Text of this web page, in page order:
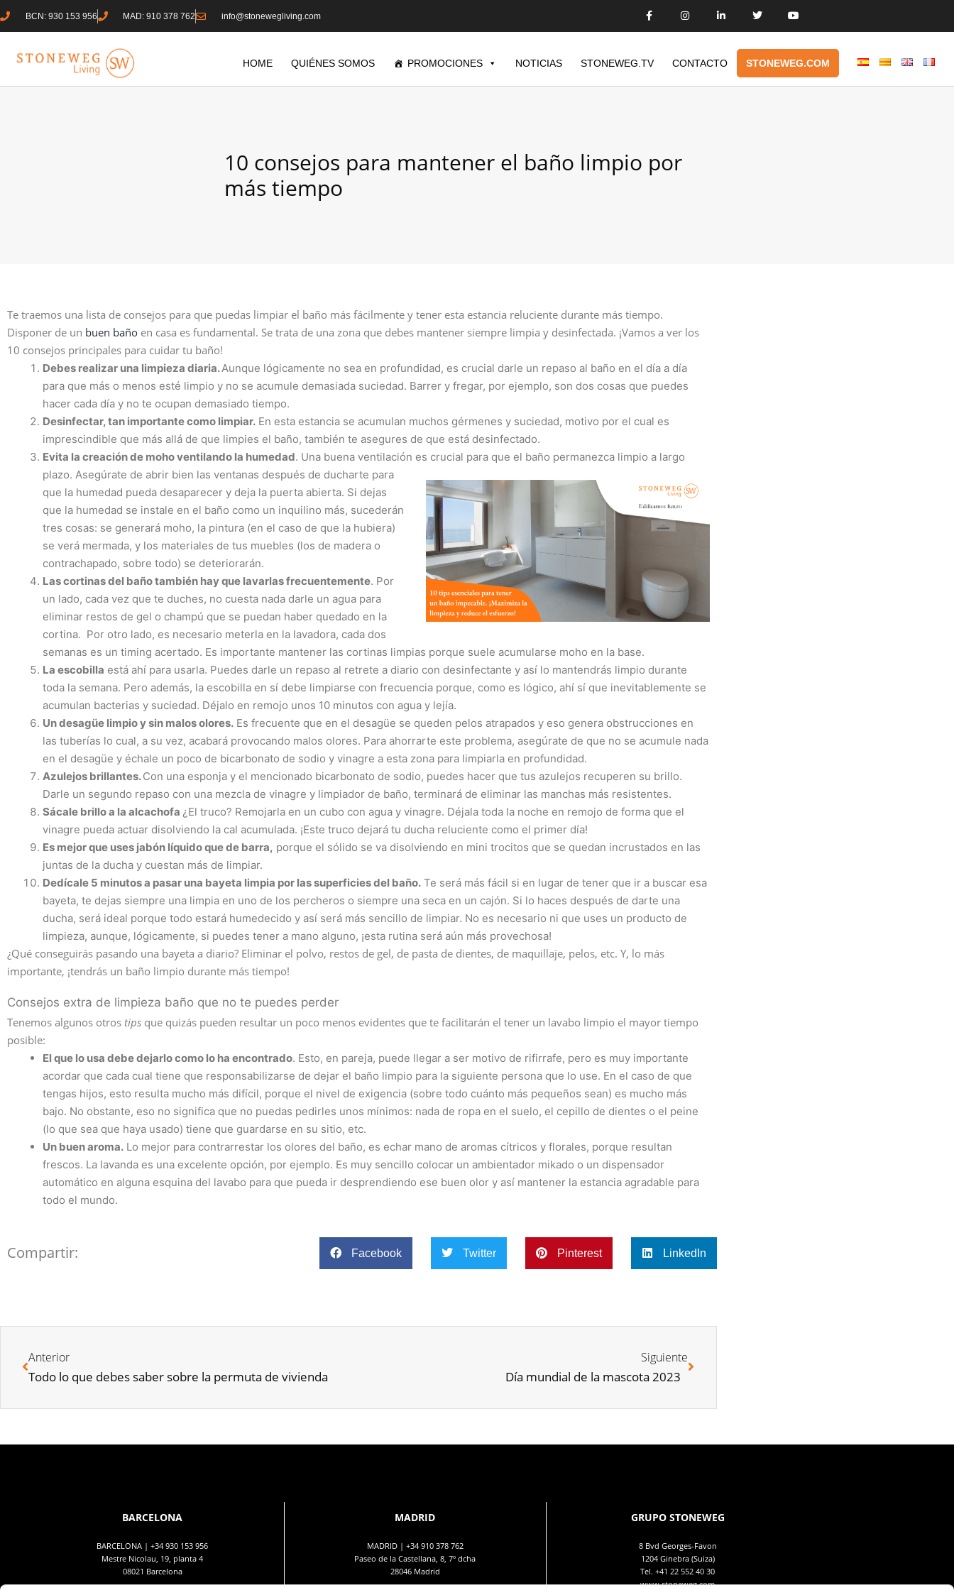
BCN: 930 153 956 MAD: 910 378 762 info@stonewegliving.com
HOME QUIÉNES SOMOS PROMOCIONES NOTICIAS STONEWEG.TV CONTACTO STONEWEG.COM
10 consejos para mantener el baño limpio por
más tiempo
Te traemos una lista de consejos para que puedas limpiar el baño más fácilmente y tener esta estancia reluciente durante más tiempo.
Disponer de un buen baño en casa es fundamental. Se trata de una zona que debes mantener siempre limpia y desinfectada. ¡Vamos a ver los
10 consejos principales para cuidar tu baño!
Debes realizar una limpieza diaria.Aunque lógicamente no sea en profundidad, es crucial darle un repaso al baño en el día a día
para que más o menos esté limpio y no se acumule demasiada suciedad. Barrer y fregar, por ejemplo, son dos cosas que puedes
hacer cada día y no te ocupan demasiado tiempo.
Desinfectar, tan importante como limpiar. En esta estancia se acumulan muchos gérmenes y suciedad, motivo por el cual es
imprescindible que más allá de que limpies el baño, también te asegures de que está desinfectado.
Evita la creación de moho ventilando la humedad. Una buena ventilación es crucial para que el baño permanezca limpio a largo
plazo. Asegúrate de abrir bien las ventanas después de ducharte para
que la humedad pueda desaparecer y deja la puerta abierta. Si dejas
que la humedad se instale en el baño como un inquilino más, sucederán
tres cosas: se generará moho, la pintura (en el caso de que la hubiera)
se verá mermada, y los materiales de tus muebles (los de madera o
contrachapado, sobre todo) se deteriorarán.
Las cortinas del baño también hay que lavarlas frecuentemente. Por
un lado, cada vez que te duches, no cuesta nada darle un agua para
eliminar restos de gel o champú que se puedan haber quedado en la
cortina. Por otro lado, es necesario meterla en la lavadora, cada dos
semanas es un timing acertado. Es importante mantener las cortinas limpias porque suele acumularse moho en la base.
La escobilla está ahí para usarla. Puedes darle un repaso al retrete a diario con desinfectante y así lo mantendrás limpio durante
toda la semana. Pero además, la escobilla en sí debe limpiarse con frecuencia porque, como es lógico, ahí sí que inevitablemente se
acumulan bacterias y suciedad. Déjalo en remojo unos 10 minutos con agua y lejía.
Un desagüe limpio y sin malos olores. Es frecuente que en el desagüe se queden pelos atrapados y eso genera obstrucciones en
las tuberías lo cual, a su vez, acabará provocando malos olores. Para ahorrarte este problema, asegúrate de que no se acumule nada
en el desagüe y échale un poco de bicarbonato de sodio y vinagre a esta zona para limpiarla en profundidad.
Azulejos brillantes.Con una esponja y el mencionado bicarbonato de sodio, puedes hacer que tus azulejos recuperen su brillo.
Darle un segundo repaso con una mezcla de vinagre y limpiador de baño, terminará de eliminar las manchas más resistentes.
Sácale brillo a la alcachofa ¿El truco? Remojarla en un cubo con agua y vinagre. Déjala toda la noche en remojo de forma que el
vinagre pueda actuar disolviendo la cal acumulada. ¡Este truco dejará tu ducha reluciente como el primer día!
Es mejor que uses jabón líquido que de barra, porque el sólido se va disolviendo en mini trocitos que se quedan incrustados en las
juntas de la ducha y cuestan más de limpiar.
Dedícale 5 minutos a pasar una bayeta limpia por las superficies del baño. Te será más fácil si en lugar de tener que ir a buscar esa
bayeta, te dejas siempre una limpia en uno de los percheros o siempre una seca en un cajón. Si lo haces después de darte una
ducha, será ideal porque todo estará humedecido y así será más sencillo de limpiar. No es necesario ni que uses un producto de
limpieza, aunque, lógicamente, si puedes tener a mano alguno, ¡esta rutina será aún más provechosa!
¿Qué conseguirás pasando una bayeta a diario? Eliminar el polvo, restos de gel, de pasta de dientes, de maquillaje, pelos, etc. Y, lo más
importante, ¡tendrás un baño limpio durante más tiempo!
Consejos extra de limpieza baño que no te puedes perder
Tenemos algunos otros tips que quizás pueden resultar un poco menos evidentes que te facilitarán el tener un lavabo limpio el mayor tiempo
posible:
El que lo usa debe dejarlo como lo ha encontrado. Esto, en pareja, puede llegar a ser motivo de rifirrafe, pero es muy importante
acordar que cada cual tiene que responsabilizarse de dejar el baño limpio para la siguiente persona que lo use. En el caso de que
tengas hijos, esto resulta mucho más difícil, porque el nivel de exigencia (sobre todo cuánto más pequeños sean) es mucho más
bajo. No obstante, eso no significa que no puedas pedirles unos mínimos: nada de ropa en el suelo, el cepillo de dientes o el peine
(lo que sea que haya usado) tiene que guardarse en su sitio, etc.
Un buen aroma. Lo mejor para contrarrestar los olores del baño, es echar mano de aromas cítricos y florales, porque resultan
frescos. La lavanda es una excelente opción, por ejemplo. Es muy sencillo colocar un ambientador mikado o un dispensador
automático en alguna esquina del lavabo para que pueda ir desprendiendo ese buen olor y así mantener la estancia agradable para
todo el mundo.
Compartir: Facebook Twitter Pinterest LinkedIn
Anterior
Todo lo que debes saber sobre la permuta de vivienda
Siguiente
Día mundial de la mascota 2023
BARCELONA
BARCELONA |+34 930 153 956
Mestre Nicolau, 19, planta 4
08021 Barcelona
MADRID
MADRID | +34 910 378 762
Paseo de la Castellana, 8, 7º dcha
28046 Madrid
GRUPO STONEWEG
8 Bvd Georges-Favon
1204 Ginebra (Suiza)
Tel.+41 22 552 40 30
www.stoneweg.com